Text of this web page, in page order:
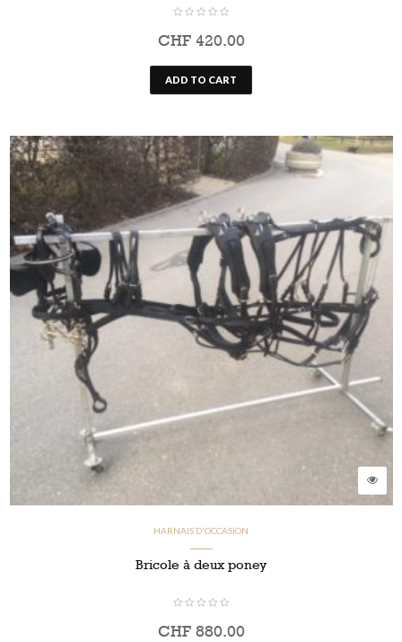
CHF420.00
ADD TO CART
HARNAIS D'OCCASION
Bricole à deux poney
CHF880.00